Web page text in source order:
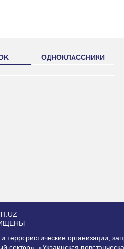
ОДНОКЛАССНИКИ
и террористические организации,
сектор», «Украинская